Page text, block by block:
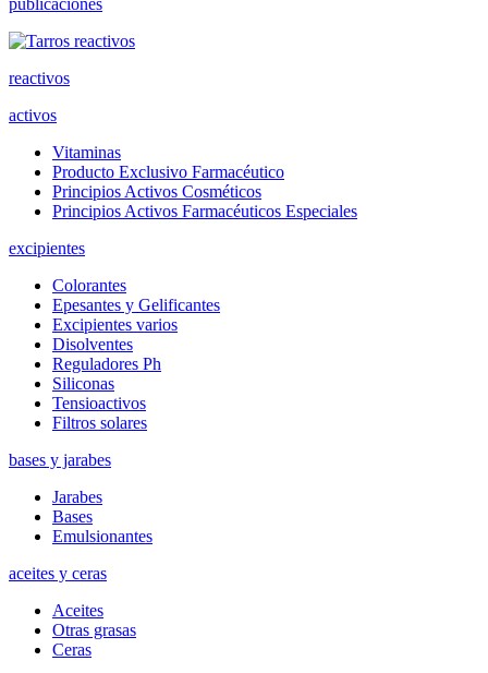
reactivos
activos
Vitaminas
Producto Exclusivo Farmacéutico
Principios Activos Cosméticos
Principios Activos Farmacéuticos Especiales
excipientes
Colorantes
Epesantes y Gelificantes
Excipientes varios
Disolventes
Reguladores Ph
Siliconas
Tensioactivos
Filtros solares
bases y jarabes
Jarabes
Bases
Emulsionantes
aceites y ceras
Aceites
Otras grasas
Ceras